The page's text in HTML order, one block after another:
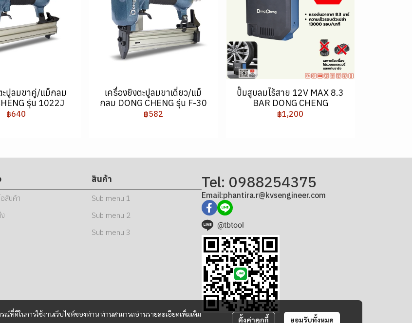
ะปูลมขาคู่/แม็กลม
รุ่น 1022J
฿640
เครื่องยิงตะปูลมขาเดี่ยว/แม็
กลม DONG CHENG รุ่น F-30
฿582
ปั๊มสูบลมไร้สาย 12V MAX 8.3
BAR DONG CHENG
฿1,200
ดีในการใช้งานเว็บไซต์ของท่าน ท่านสามารถอ่านรายละเอียดเพิ่มเติม
ตั้งค่าคุกกี้ ยอมรับทั้งหมด
สินค้า
สินค้า
Sub menu 1
Sub menu 2
Sub menu 3
Tel: 0988254375
Email:phantira.r@kvsengineer.com
@tbtool